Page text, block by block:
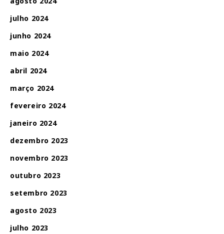
julho 2024
junho 2024
maio 2024
abril 2024
março 2024
fevereiro 2024
janeiro 2024
dezembro 2023
novembro 2023
outubro 2023
setembro 2023
agosto 2023
julho 2023